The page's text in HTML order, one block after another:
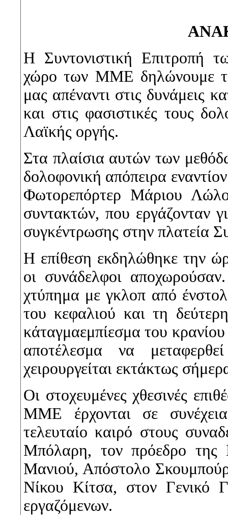
Η Συντονιστική Επιτροπή
χώρο των ΜΜΕ δηλώνουμε
μας απέναντι στις δυνάμεις
και στις φασιστικές τους
Λαϊκής οργής.
Στα πλαίσια αυτών των
δολοφονική απόπειρα
Φωτορεπόρτερ Μάριου
συντακτών, που εργάζονταν
συγκέντρωσης στην πλατεία
Η επίθεση εκδηλώθηκε την
οι συνάδελφοι
χτύπημα με γκλοπ από
του κεφαλιού και τη
κάταγμαεμπίεσμα του
αποτέλεσμα να
χειρουργείται εκτάκτως
Οι στοχευμένες χθεσινές
ΜΜΕ έρχονται σε
τελευταίο καιρό στους
Μπόλαρη, τον πρόεδρο
Μανιού, Απόστολο
Νίκου Κίτσα, στον Γενικό
εργαζόμενων.